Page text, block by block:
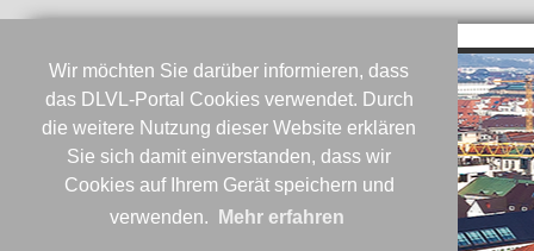
Wir möchten Sie darüber informieren, dass
das DLVL-Portal Cookies verwendet. Durch
die weitere Nutzung dieser Website erklären
Sie sich damit einverstanden, dass wir
Cookies auf Ihrem Gerät speichern und
verwenden.
Mehr erfahren